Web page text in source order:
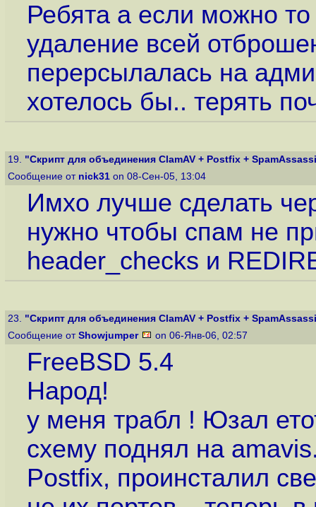
Ребята а если можно то
удаление всей
перерсылалась на
хотелось бы.. терять
19. "Скрипт для объединения ClamAV + Postfix +
Сообщение от nick31 on 08-Сен-05, 13:04
Имхо лучше сделать
нужно чтобы спам не
header_checks и
23. "Скрипт для объединения ClamAV + Postfix +
Сообщение от Showjumper on 06-Янв-06, 02:57
FreeBSD 5.4
Народ!
у меня трабл ! Юзал
схему поднял на
Postfix, проинсталил